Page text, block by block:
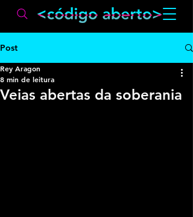
Post
Veias abertas da soberania
Rey Aragon
8 min de leitura